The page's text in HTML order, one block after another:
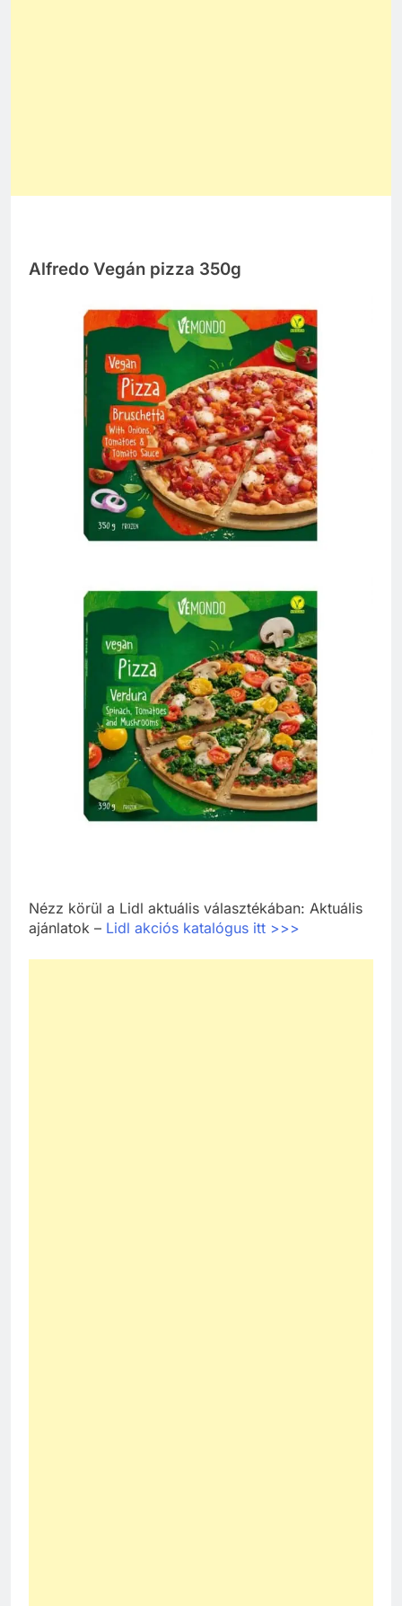
Alfredo Vegán pizza 350g
Nézz körül a Lidl aktuális választékában: Aktuális
ajánlatok – Lidl akciós katalógus itt >>>